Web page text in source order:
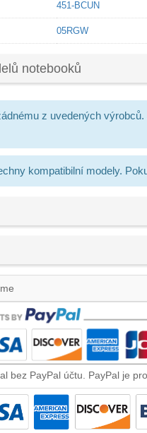
451-BCUN
05RGW
notebooků
z uvedených
kompatibilní modely.
bez PayPal účtu. PayPal je